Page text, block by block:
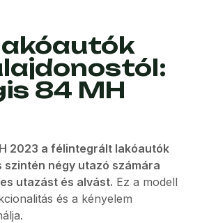
84 MH
2023 a félintegrált lakóautók
szintén négy utazó számára
utazást és alvást. Ez a modell
és a kényelem